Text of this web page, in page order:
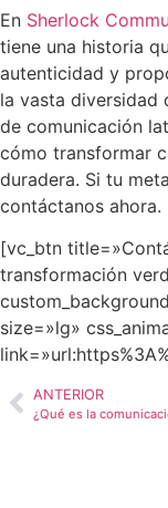
En Sherlock
tiene una historia
autenticidad y
la vasta diversidad
de comunicación
cómo transformar
duradera. Si tu
contáctanos ahora.
[vc_btn
transformación
size=»lg»
ANTERIOR